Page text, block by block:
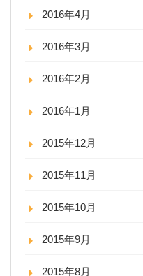
2016年4月
2016年3月
2016年2月
2016年1月
2015年12月
2015年11月
2015年10月
2015年9月
2015年8月